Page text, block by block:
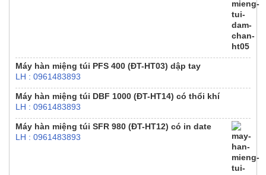
Máy hàn miệng túi PFS 400 (ĐT-HT03) dập tay
LH : 0961483893
Máy hàn miệng túi DBF 1000 (ĐT-HT14) có thổi khí
LH : 0961483893
Máy hàn miệng túi SFR 980 (ĐT-HT12) có in date
LH : 0961483893